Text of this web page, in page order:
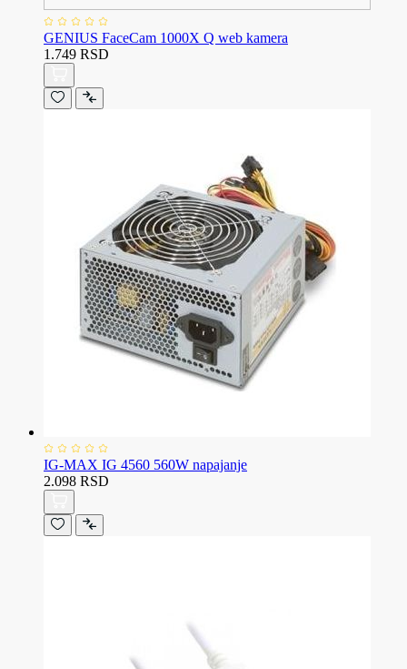
GENIUS FaceCam 1000X Q web kamera
1.749 RSD
IG-MAX IG 4560 560W napajanje
2.098 RSD